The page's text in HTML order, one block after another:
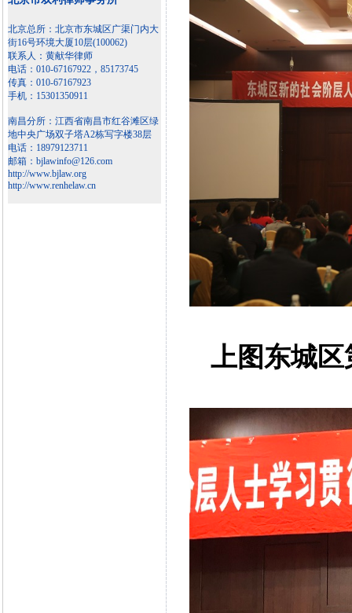
北京总所：北京市东城区广渠门内大
街16号环境大厦10层(100062)
联系人：黄献华律师
电话：010-67167922，85173745
传真：010-67167923
手机：15301350911
南昌分所：江西省南昌市红谷滩区绿
地中央广场双子塔A2栋写字楼38层
电话：18979123711
邮箱：bjlawinfo@126.com
http://www.bjlaw.org
http://www.renhelaw.cn
上图东城